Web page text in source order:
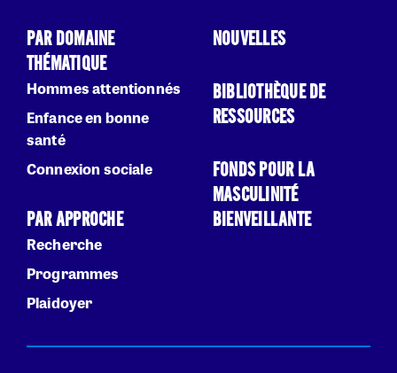
PAR DOMAINE
THÉMATIQUE
Hommes attentionnés
Enfance en bonne
santé
Connexion sociale
PAR APPROCHE
Recherche
Programmes
Plaidoyer
NOUVELLES
BIBLIOTHÈQUE DE
RESSOURCES
FONDS POUR LA
MASCULINITÉ
BIENVEILLANTE